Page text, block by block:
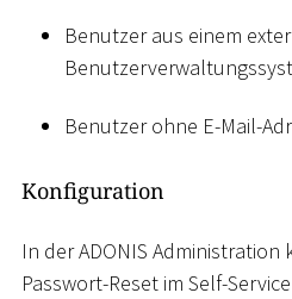
Benutzer aus einem
Benutzer ohne E-Mail-
Konfiguration
In der ADONIS Administration
Passwort-Reset im Self-